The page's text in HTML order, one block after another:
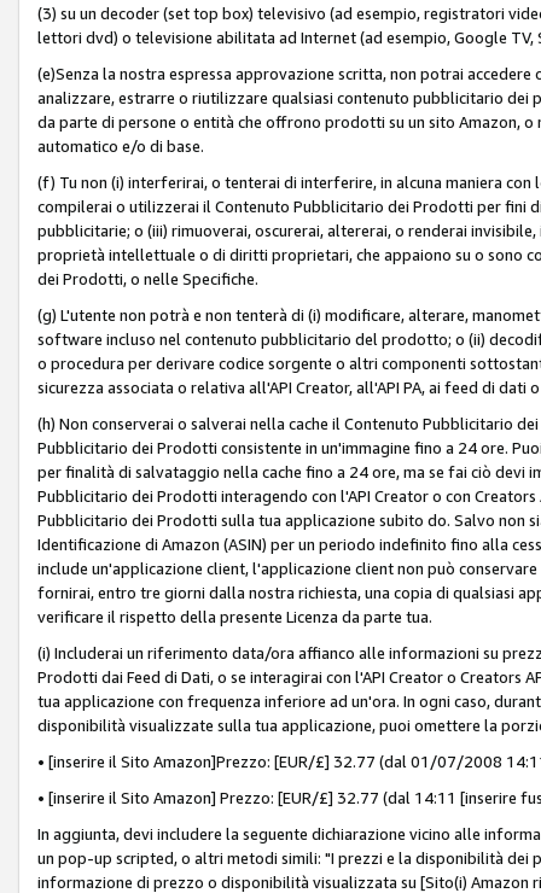
(3) su un decoder (set top box) televisivo (ad esempio, registratori
lettori dvd) o televisione abilitata ad Internet (ad esempio, Google TV,
(e)Senza la nostra espressa approvazione scritta, non potrai
analizzare, estrarre o riutilizzare qualsiasi contenuto pubblicitario
da parte di persone o entità che offrono prodotti su un sito Amazon,
automatico e/o di base.
(f) Tu non (i) interferirai, o tenterai di interferire, in alcuna maniera
compilerai o utilizzerai il Contenuto Pubblicitario dei Prodotti per
pubblicitarie; o (iii) rimuoverai, oscurerai, altererai, o renderai
proprietà intellettuale o di diritti proprietari, che appaiono su o sono
dei Prodotti, o nelle Specifiche.
(g) L'utente non potrà e non tenterà di (i) modificare, alterare,
software incluso nel contenuto pubblicitario del prodotto; o (ii)
o procedura per derivare codice sorgente o altri componenti
sicurezza associata o relativa all'API Creator, all'API PA, ai feed di
(h) Non conserverai o salverai nella cache il Contenuto Pubblicitario
Pubblicitario dei Prodotti consistente in un'immagine fino a 24 ore.
per finalità di salvataggio nella cache fino a 24 ore, ma se fai ciò
Pubblicitario dei Prodotti interagendo con l'API Creator o con
Pubblicitario dei Prodotti sulla tua applicazione subito do. Salvo non
Identificazione di Amazon (ASIN) per un periodo indefinito fino alla
include un'applicazione client, l'applicazione client non può
fornirai, entro tre giorni dalla nostra richiesta, una copia di qualsiasi
verificare il rispetto della presente Licenza da parte tua.
(i) Includerai un riferimento data/ora affianco alle informazioni su
Prodotti dai Feed di Dati, o se interagirai con l'API Creator o Creators
tua applicazione con frequenza inferiore ad un'ora. In ogni caso,
disponibilità visualizzate sulla tua applicazione, puoi omettere la
• [inserire il Sito Amazon]Prezzo: [EUR/£] 32.77 (dal 01/07/2008
• [inserire il Sito Amazon] Prezzo: [EUR/£] 32.77 (dal 14:11 [inserire
In aggiunta, devi includere la seguente dichiarazione vicino alle
un pop-up scripted, o altri metodi simili: "I prezzi e la disponibilità
informazione di prezzo o disponibilità visualizzata su [Sito(i)